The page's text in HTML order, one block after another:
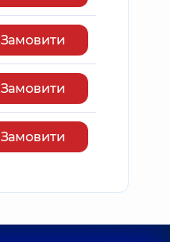
Замовити
Замовити
Замовити